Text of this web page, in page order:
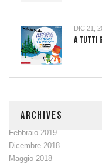
DIC 21,
A TUTTI
ARCHIVES
Febbraio 2019
Dicembre 2018
Maggio 2018